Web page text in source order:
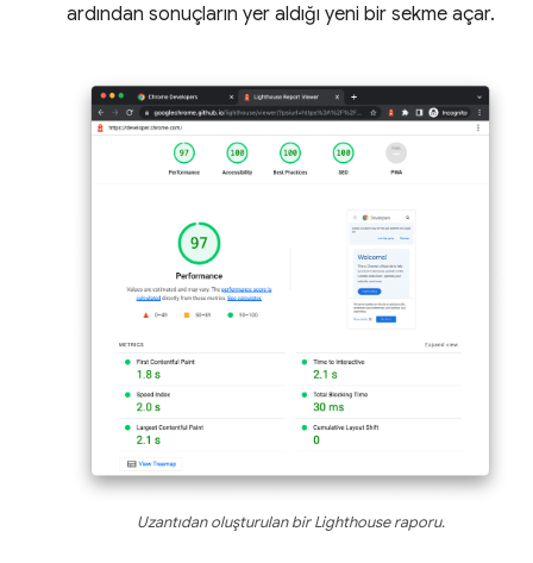
ardından sonuçların yer aldığı yeni bir sekme açar.
Uzantıdan oluşturulan bir Lighthouse raporu.